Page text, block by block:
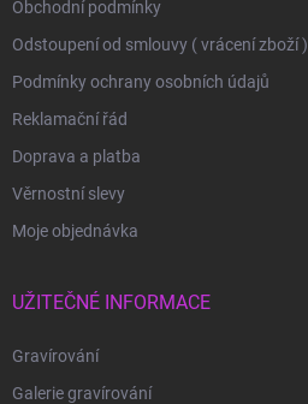
Obchodní podmínky
Odstoupení od smlouvy ( vrácení zboží )
Podmínky ochrany osobních údajů
Reklamační řád
Doprava a platba
Věrnostní slevy
Moje objednávka
UŽITEČNÉ INFORMACE
Gravírování
Galerie gravírování